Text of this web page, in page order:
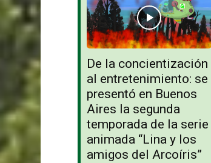
De la concientización
al entretenimiento: se
presentó en Buenos
Aires la segunda
temporada de la serie
animada “Lina y los
amigos del Arcoíris”